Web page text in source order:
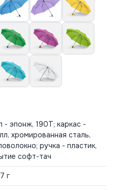
- эпонж, 190T; каркас -
хромированная сталь,
ручка - пластик,
софт-тач
г